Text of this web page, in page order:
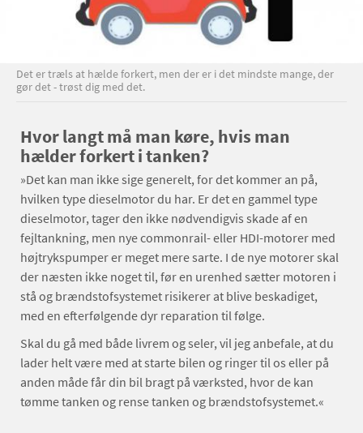
Det er træls at hælde forkert, men der er i det mindste mange, der
gør det - trøst dig med det.
Hvor langt må man køre, hvis man
hælder forkert i tanken?
»Det kan man ikke sige generelt, for det kommer an på,
hvilken type dieselmotor du har. Er det en gammel type
dieselmotor, tager den ikke nødvendigvis skade af en
fejltankning, men nye commonrail- eller HDI-motorer med
højtrykspumper er meget mere sarte. I de nye motorer skal
der næsten ikke noget til, før en urenhed sætter motoren i
stå og brændstofsystemet risikerer at blive beskadiget,
med en efterfølgende dyr reparation til følge.
Skal du gå med både livrem og seler, vil jeg anbefale, at du
lader helt være med at starte bilen og ringer til os eller på
anden måde får din bil bragt på værksted, hvor de kan
tømme tanken og rense tanken og brændstofsystemet.«